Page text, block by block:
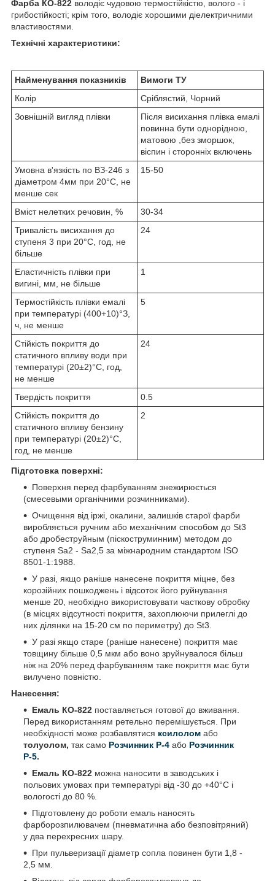
Фарба КО-822 володіє чудовою термостійкістю, волого - і
грибостійкості; крім того, володіє хорошими діелектричними
властивостями.
Технічні характеристики:
Найменування показників
Вимоги ТУ
Колір
Сріблястий, Чорний
Зовнішній вигляд плівки
Після висихання плівка емалі
повинна бути однорідною,
матовою ,без зморшок,
віспин і сторонніх включень
Умовна в'язкість по ВЗ-246 з
діаметром 4мм при 20°С, не
менше сек
15-50
Вміст нелетких речовин, %
30-34
Тривалість висихання до
ступеня 3 при 20°С, год, не
більше
24
Еластичність плівки при
вигині, мм, не більше
1
Термостійкість плівки емалі
при температурі (400+10)°З,
ч, не менше
5
Стійкість покриття до
статичного впливу води при
температурі (20±2)°С, год,
не менше
24
Твердість покриття
0.5
Стійкість покриття до
статичного впливу бензину
при температурі (20±2)°С,
год, не менше
2
Підготовка поверхні:
Поверхня перед фарбуванням знежирюється
(смесевыми органічними розчинниками).
Очищення від іржі, окалини, залишків старої фарби
виробляється ручним або механічним способом до St3
або дробеструйным (піскоструминним) методом до
ступеня Ѕа2 - Ѕа2,5 за міжнародним стандартом ISO
8501-1:1988.
У разі, якщо раніше нанесене покриття міцне, без
корозійних пошкоджень і відсоток його руйнування
менше 20, необхідно використовувати часткову обробку
(в місцях відсутності покриття, захоплюючи прилеглі до
них ділянки на 15-20 см по периметру) до St3.
У разі якщо старе (раніше нанесене) покриття має
товщину більше 0,5 мкм або воно зруйнувалося більш
ніж на 20% перед фарбуванням таке покриття має бути
вилучено повністю.
Нанесення:
Емаль КО-822 поставляється готової до вживання.
Перед використанням ретельно перемішується. При
необхідності може розбавлятися ксилолом або
толуолом, так само Розчинник Р-4 або Розчинник
Р-5.
Емаль КО-822 можна наносити в заводських і
польових умовах при температурі від -30 до +40°С і
вологості до 80 %.
Підготовлену до роботи емаль наносять
фарборозпилювачем (пневматична або безповітряний)
у два перехресних шару.
При пульверизації діаметр сопла повинен бути 1,8 -
2,5 мм.